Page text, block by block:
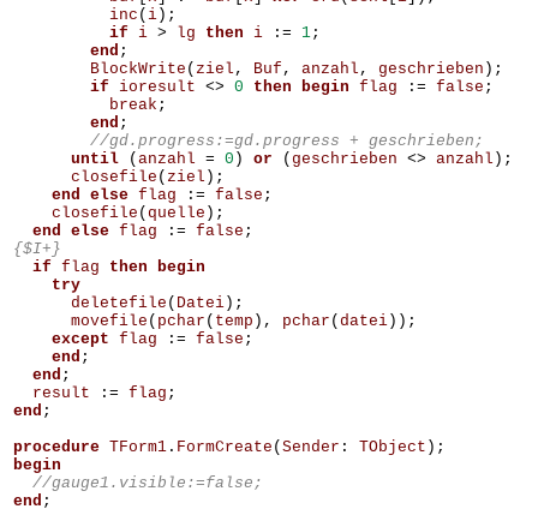
inc ( i );
if
i > lg then i := 1;
end ;
BlockWrite ( ziel , Buf , anzahl , geschrieben );
if
ioresult <> 0 then begin flag := false ;
break ;
end ;
until
( anzahl = 0 ) or ( geschrieben <> anzahl );
closefile ( ziel );
end else flag := false ;
closefile ( quelle );
end else flag := false ;
{$I+}
if flag then begin
try
deletefile ( Datei );
movefile ( pchar ( temp ), pchar ( datei ));
except flag := false ;
end ;
end ;
result
:= flag ;
end ;
procedure TForm1 . FormCreate ( Sender : TObject );
begin
end ;